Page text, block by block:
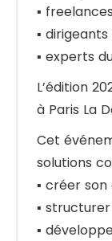
▪️ freelances
▪️
▪️ experts
L’édition
à Paris La
Cet
solutions
▪️ créer
▪️
▪️